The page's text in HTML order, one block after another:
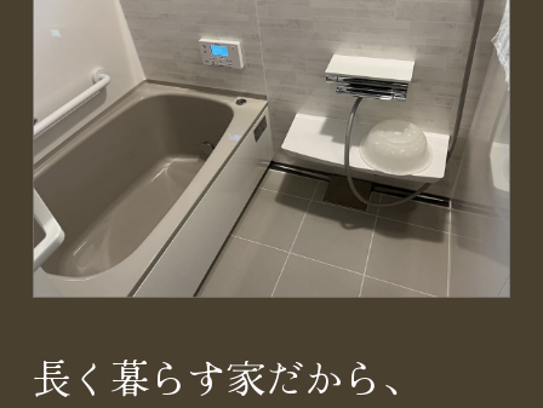
長く暮らす家だから、